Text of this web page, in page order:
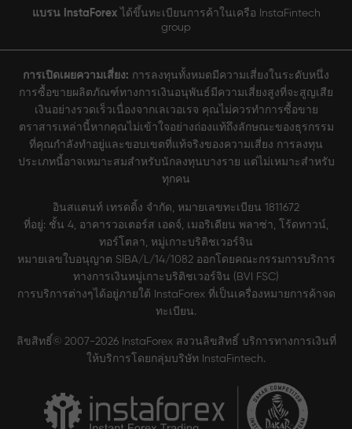
แบรน InstaForexได้ขึ้นทะเบียนการค้าในเครือ InstaFintech
group
การเปิดเผยความเสี่ยง: การลงทุนทั้งหมดมีความเสี่ยงในระดับหนึ่ง
การซื้อขายผลิตภัณฑ์ทางการเงินอนุพันธ์มีความเสี่ยงสูงที่จะสูญเสีย
เงินอย่างรวดเร็วเนื่องจากเลเวอเรจ คุณไม่ควรทำการซื้อขาย
ตราสารเหล่านี้หากคุณไม่เข้าใจอย่างถ่องแท้ถึงลักษณะของธุรกรรม
ที่คุณกำลังทำอยู่และขอบเขตที่แท้จริงของความเสี่ยง การลงทุน
ประเภทนี้อาจเหมาะสมสำหรับนักลงทุนบางราย แต่ไม่เหมาะสำหรับ
ทุกคน
อินสแตนท์ เทรดดิ้ง จำกัด, หมายเลขทะเบียน 1811672
ที่อยู่: ชั้น 4, อาคารวอเตอร์ส เอดจ์, เมอริเดียน พลาซ่า, โร้ดทาวน์,
ทอร์โตลา, หมู่เกาะบริติชเวอร์จิน
หมายเลขใบอนุญาต SIBA/L/14/1082 ออกโดยคณะกรรมการบริการ
ทางการเงินหมู่เกาะบริติชเวอร์จิน (BVI FSC)
การบริการต่างๆได้อยู่ภายใต้ InstaForex ที่เป็นเครื่องหมายการค้าจด
ทะเบียน.
ลิขสิทธิ์© 2007-2026 InstaForex สงวนลิขสิทธิ์ บริการทางการเงินที่
ให้บริการโดยกลุ่มบริษัท InstaFintech.